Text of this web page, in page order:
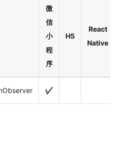
微
信
小
程
序
H5
React
Native
✔️